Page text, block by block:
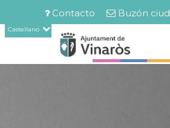
Pasar
al
Documentos
relacionados
Menú
barra
superior
Contacto Buzón
Castellano